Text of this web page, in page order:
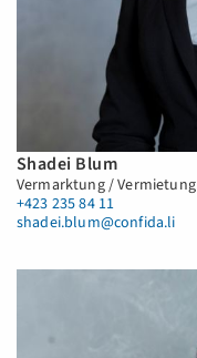
Shadei Blum
Vermarktung / Vermietung
+423 235 84 11
shadei.blum@confida.li